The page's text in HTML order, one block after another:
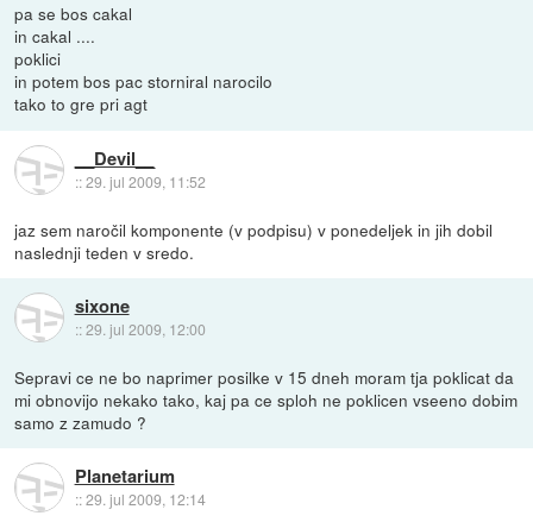
pa se bos cakal
in cakal ....
poklici
in potem bos pac storniral narocilo
tako to gre pri agt
__Devil__
::29. jul 2009, 11:52
jaz sem naročil komponente (v podpisu) v ponedeljek in jih dobil
naslednji teden v sredo.
sixone
::29. jul 2009, 12:00
Sepravi ce ne bo naprimer posilke v 15 dneh moram tja poklicat da
mi obnovijo nekako tako, kaj pa ce sploh ne poklicen vseeno dobim
samo z zamudo ?
Planetarium
::29. jul 2009, 12:14